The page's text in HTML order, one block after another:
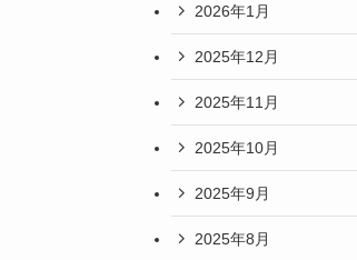
2026年1月
2025年12月
2025年11月
2025年10月
2025年9月
2025年8月